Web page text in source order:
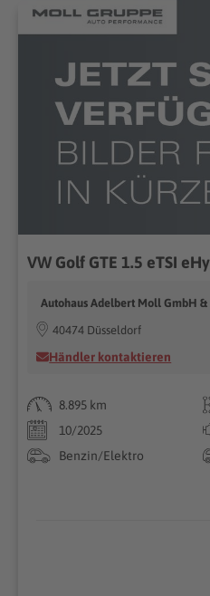
Autohaus Adelbert Moll GmbH &
40474 Düsseldorf
Händler kontaktieren
8.895 km
10/2025
Benzin/Elektro